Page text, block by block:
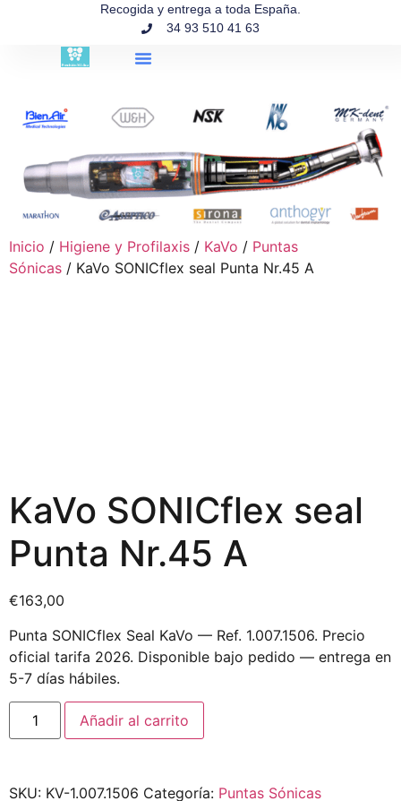
Recogida y entrega a toda España.
34 93 510 41 63
Inicio / Higiene y Profilaxis / KaVo / Puntas
Sónicas / KaVo SONICflex seal Punta Nr.45 A
KaVo SONICflex seal
Punta Nr.45 A
€163,00
Punta SONICflex Seal KaVo — Ref. 1.007.1506. Precio
oficial tarifa 2026. Disponible bajo pedido — entrega en
5-7 días hábiles.
Añadir al carrito
SKU: KV-1.007.1506 Categoría: Puntas Sónicas